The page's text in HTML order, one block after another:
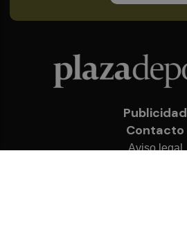
Publicidad
Contacto
Aviso legal